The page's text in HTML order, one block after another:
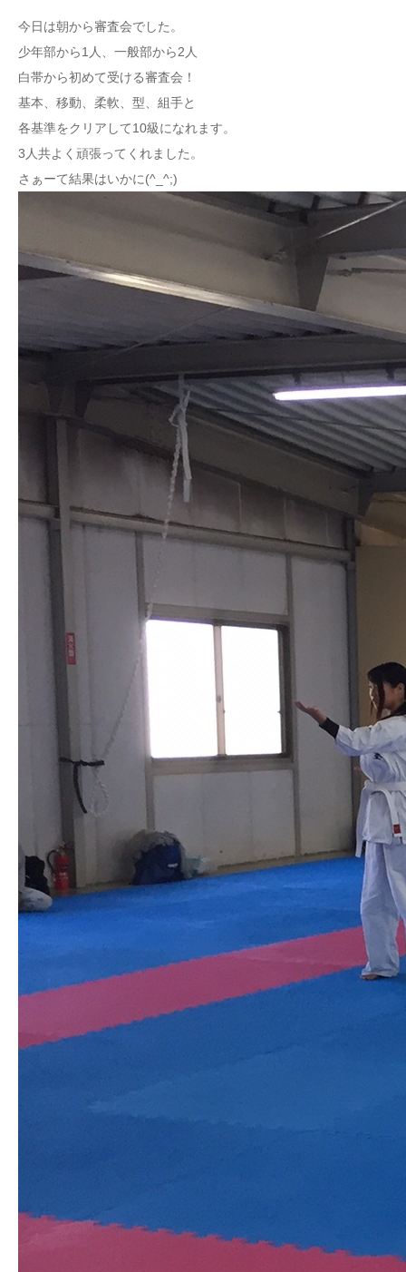
今日は朝から審査会でした。
少年部から1人、一般部から2人
白帯から初めて受ける審査会！
基本、移動、柔軟、型、組手と
各基準をクリアして10級になれます。
3人共よく頑張ってくれました。
さぁーて結果はいかに(^_^;)